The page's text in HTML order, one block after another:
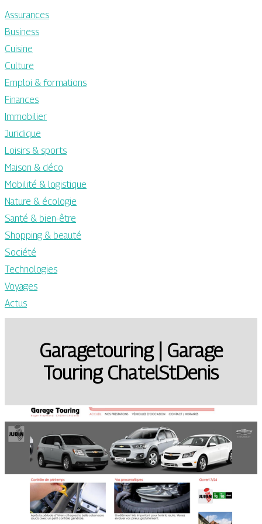
Assurances
Business
Cuisine
Culture
Emploi & formations
Finances
Immobilier
Juridique
Loisirs & sports
Maison & déco
Mobilité & logistique
Nature & écologie
Santé & bien-être
Shopping & beauté
Société
Technologies
Voyages
Actus
Garagetou­ring | Garage
Touring ChatelStDenis